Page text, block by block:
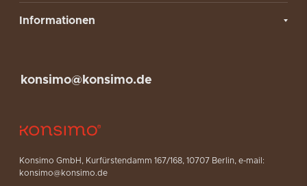
Informationen
Konsimo GmbH, Kurfürstendamm 167/168, 10707 Berlin, e-mail:
konsimo@konsimo.de
konsimo@konsimo.de